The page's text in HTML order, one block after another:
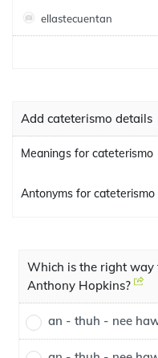
ellastecuentan
Add cateterismo details
Meanings for cateterismo
Antonyms for cateterismo
Which is the right
Anthony Hopkins?
an - thuh - nee